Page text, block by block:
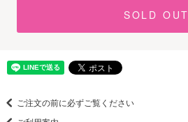
SOLD OUT
ご注文の前に必ずご覧ください